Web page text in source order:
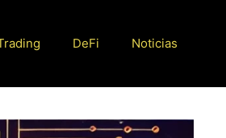
DeFi Noticias